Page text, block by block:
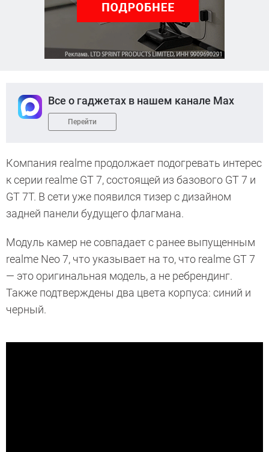
Все о гаджетах в нашем канале Max
Перейти
Компания realme продолжает подогревать интерес
к серии realme GT 7, состоящей из базового GT 7 и
GT 7T. В сети уже появился тизер с дизайном
задней панели будущего флагмана.
Модуль камер не совпадает с ранее выпущенным
realme Neo 7, что указывает на то, что realme GT 7
— это оригинальная модель, а не ребрендинг.
Также подтверждены два цвета корпуса: синий и
черный.